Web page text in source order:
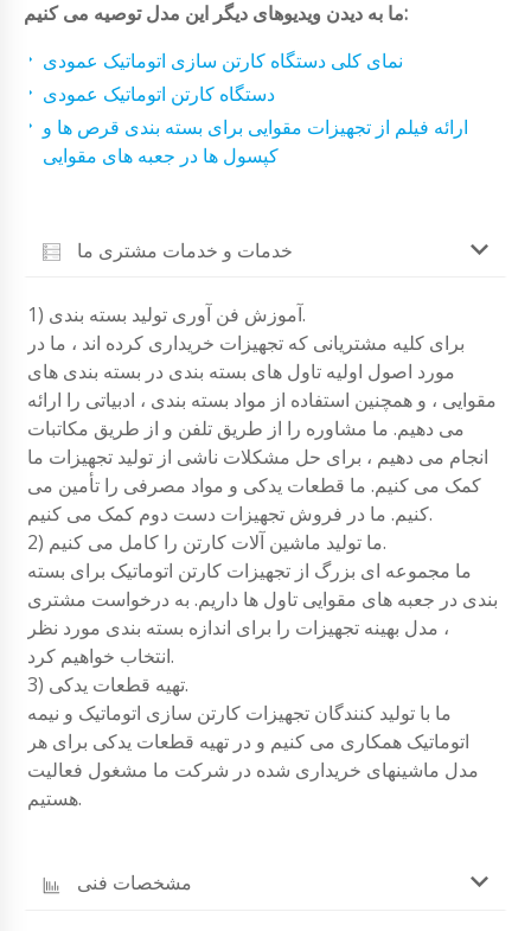
ما به دیدن ویدیوهای دیگر این مدل توصیه می کنیم:
نمای کلی دستگاه کارتن سازی اتوماتیک عمودی
دستگاه کارتن اتوماتیک عمودی
ارائه فیلم از تجهیزات مقوایی برای بسته بندی قرص ها و
کپسول ها در جعبه های مقوایی
خدمات و خدمات مشتری ما
1) آموزش فن آوری تولید بسته بندی.
برای کلیه مشتریانی که تجهیزات خریداری کرده اند ، ما در
مورد اصول اولیه تاول های بسته بندی در بسته بندی های
مقوایی ، و همچنین استفاده از مواد بسته بندی ، ادبیاتی را ارائه
می دهیم. ما مشاوره را از طریق تلفن و از طریق مکاتبات
انجام می دهیم ، برای حل مشکلات ناشی از تولید تجهیزات ما
کمک می کنیم. ما قطعات یدکی و مواد مصرفی را تأمین می
کنیم. ما در فروش تجهیزات دست دوم کمک می کنیم.
2) ما تولید ماشین آلات کارتن را کامل می کنیم.
ما مجموعه ای بزرگ از تجهیزات کارتن اتوماتیک برای بسته
بندی در جعبه های مقوایی تاول ها داریم. به درخواست مشتری
، مدل بهینه تجهیزات را برای اندازه بسته بندی مورد نظر
انتخاب خواهیم کرد.
3) تهیه قطعات یدکی.
ما با تولید کنندگان تجهیزات کارتن سازی اتوماتیک و نیمه
اتوماتیک همکاری می کنیم و در تهیه قطعات یدکی برای هر
مدل ماشینهای خریداری شده در شرکت ما مشغول فعالیت
هستیم.
مشخصات فنی